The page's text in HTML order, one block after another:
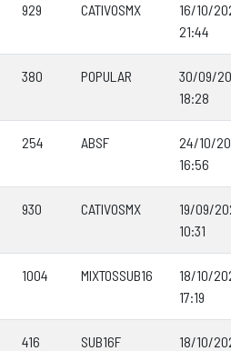
929 CATIVOSMX
16/10/
21:44
380 POPULAR
30/09/
18:28
254 ABSF
24/10/
16:56
930 CATIVOSMX
19/09/
10:31
1004 MIXTOSSUB16
18/10/
17:19
416 SUB16F
18/10/